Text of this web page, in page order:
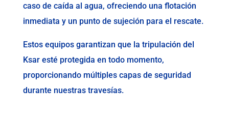
caso de caída al agua, ofreciendo una flotación
inmediata y un punto de sujeción para el rescate.
Estos equipos garantizan que la tripulación del
Ksar esté protegida en todo momento,
proporcionando múltiples capas de seguridad
durante nuestras travesías.